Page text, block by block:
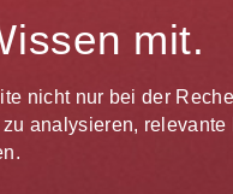
mit.
nicht nur bei der
analysieren,